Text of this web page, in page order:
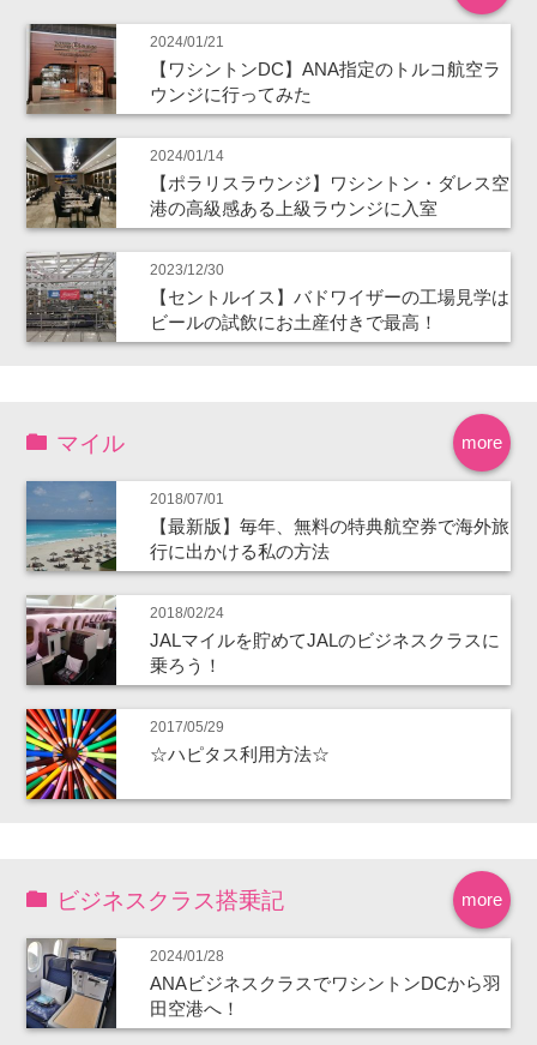
2024/01/21
【ワシントンDC】ANA指定のトルコ航空ラ
ウンジに行ってみた
2024/01/14
【ポラリスラウンジ】ワシントン・ダレス空
港の高級感ある上級ラウンジに入室
2023/12/30
【セントルイス】バドワイザーの工場見学は
ビールの試飲にお土産付きで最高！
more
マイル
2018/07/01
【最新版】毎年、無料の特典航空券で海外旅
行に出かける私の方法
2018/02/24
JALマイルを貯めてJALのビジネスクラスに
乗ろう！
2017/05/29
☆ハピタス利用方法☆
more
ビジネスクラス搭乗記
2024/01/28
ANAビジネスクラスでワシントンDCから羽
田空港へ！